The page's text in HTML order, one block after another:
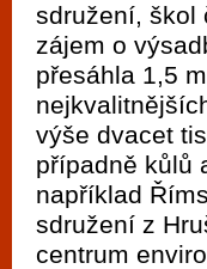
sdružení, škol
zájem o
přesáhla 1,5
výše dvacet
případně kůlů
například
sdružení z
centrum
Mimo jiné je
vyzkoušet
metropoli
po moderní
příležitostné